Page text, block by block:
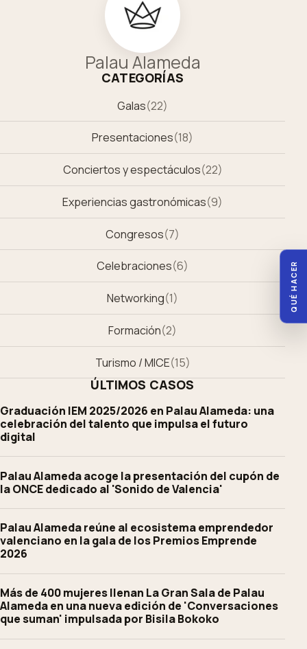
QUÉ HACER
Palau Alameda
CATEGORÍAS
Galas(22)
Presentaciones(18)
Conciertos y espectáculos(22)
Experiencias gastronómicas(9)
Congresos(7)
Celebraciones(6)
Networking(1)
Formación(2)
Turismo / MICE(15)
ÚLTIMOS CASOS
Graduación IEM 2025/2026 en Palau Alameda: una
celebración del talento que impulsa el futuro
digital
Palau Alameda acoge la presentación del cupón de
la ONCE dedicado al 'Sonido de Valencia'
Palau Alameda reúne al ecosistema emprendedor
valenciano en la gala de los Premios Emprende
2026
Más de 400 mujeres llenan La Gran Sala de Palau
Alameda en una nueva edición de 'Conversaciones
que suman' impulsada por Bisila Bokoko